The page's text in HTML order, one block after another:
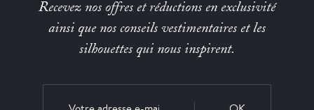
Recevez nos offres et réductions en exclusivité
ainsi que nos conseils vestimentaires et les
silhouettes qui nous inspirent.